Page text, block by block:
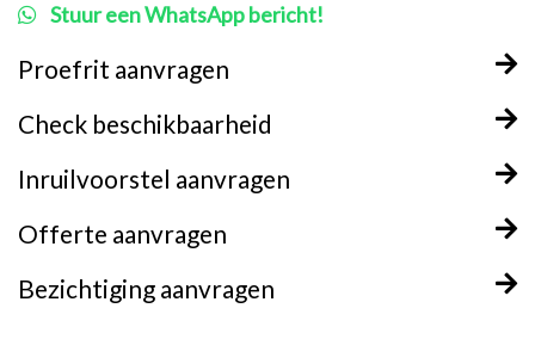
Stuur een WhatsApp bericht!
Proefrit aanvragen
Check beschikbaarheid
Inruilvoorstel aanvragen
Offerte aanvragen
Bezichtiging aanvragen